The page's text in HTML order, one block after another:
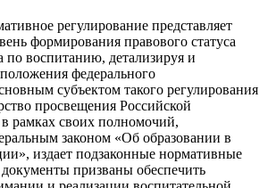
регулирование представляет
формирования правового статуса
по воспитанию, детализируя и
федерального
субъектом такого регулирования
просвещения Российской
рамках своих полномочий,
законом «Об образовании в
издает подзаконные нормативные
призваны обеспечить